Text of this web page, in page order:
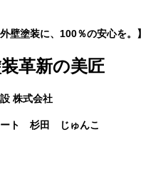
外壁塗装に、100％の安心を。】
革新の美匠
株式会社
ート 杉田 じゅんこ